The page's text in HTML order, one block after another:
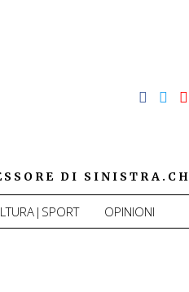
DI SINISTRA.CH
OPINIONI